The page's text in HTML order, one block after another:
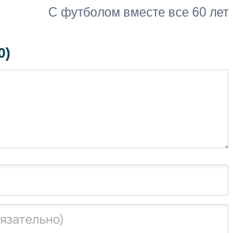
С футболом вместе все 60 лет